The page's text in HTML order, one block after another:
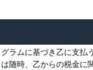
ラムに基づき乙に支
随時、乙からの税金